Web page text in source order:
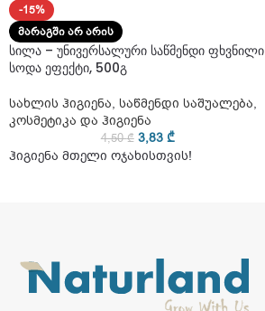
-15%
ᲛᲐᲠᲐᲒᲨᲘ ᲐᲠ ᲐᲠᲘᲡ
სილა – უნივერსალური საწმენდი ფხვნილი
სოდა ეფექტი, 500გ
სახლის ჰიგიენა, საწმენდი საშუალება,
კოსმეტიკა და ჰიგიენა
4,50₾ 3,83 ₾
ჰიგიენა მთელი ოჯახისთვის!